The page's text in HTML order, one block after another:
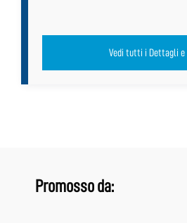
Vedi tutti i Dettagli e
Promosso da: